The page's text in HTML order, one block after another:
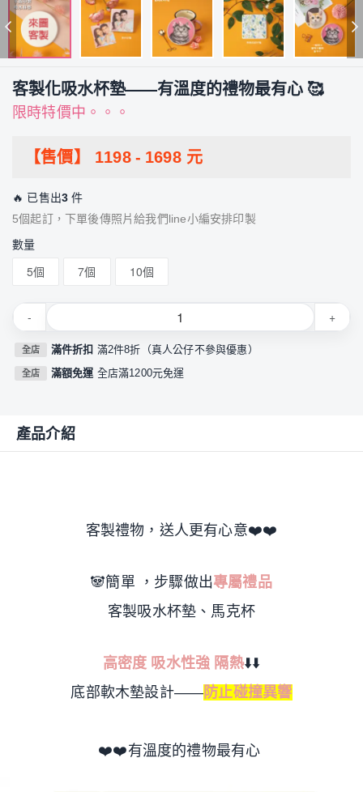
客製化吸水杯墊——有溫度的禮物最有心 🥰
限時特價中。。。
【售價】 1198 - 1698元
🔥 已售出3 件
5個起訂，下單後傳照片給我們line小編安排印製
數量
5個 7個 10個
- +
全店 滿件折扣 滿2件8折（真人公仔不參與優惠）
全店 滿額免運 全店滿1200元免運
產品介紹
客製禮物，送人更有心意❤️❤️
🐼簡單 ，步驟做出專屬禮品
客製吸水杯墊、馬克杯
高密度 吸水性強 隔熱⬇️⬇️
底部軟木墊設計——防止碰撞異響
❤️❤️有溫度的禮物最有心